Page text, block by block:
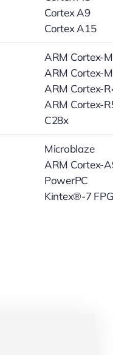
Cortex A9
Cortex A15
ARM Cortex-
ARM Cortex-
ARM Cortex-
ARM Cortex-
C28x
Microblaze
ARM Cortex-
PowerPC
Kintex®-7